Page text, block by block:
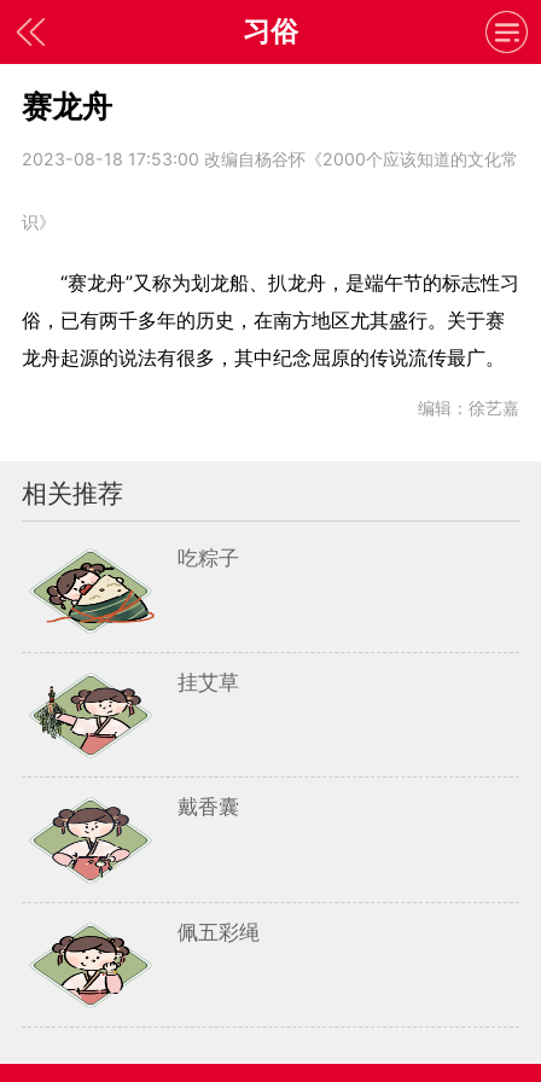
习俗
赛龙舟
2023-08-18 17:53:00 改编自杨谷怀《2000个应该知道的文化常
识》
“赛龙舟”又称为划龙船、扒龙舟，是端午节的标志性习
俗，已有两千多年的历史，在南方地区尤其盛行。关于赛
龙舟起源的说法有很多，其中纪念屈原的传说流传最广。
编辑：徐艺嘉
相关推荐
吃粽子
挂艾草
戴香囊
佩五彩绳